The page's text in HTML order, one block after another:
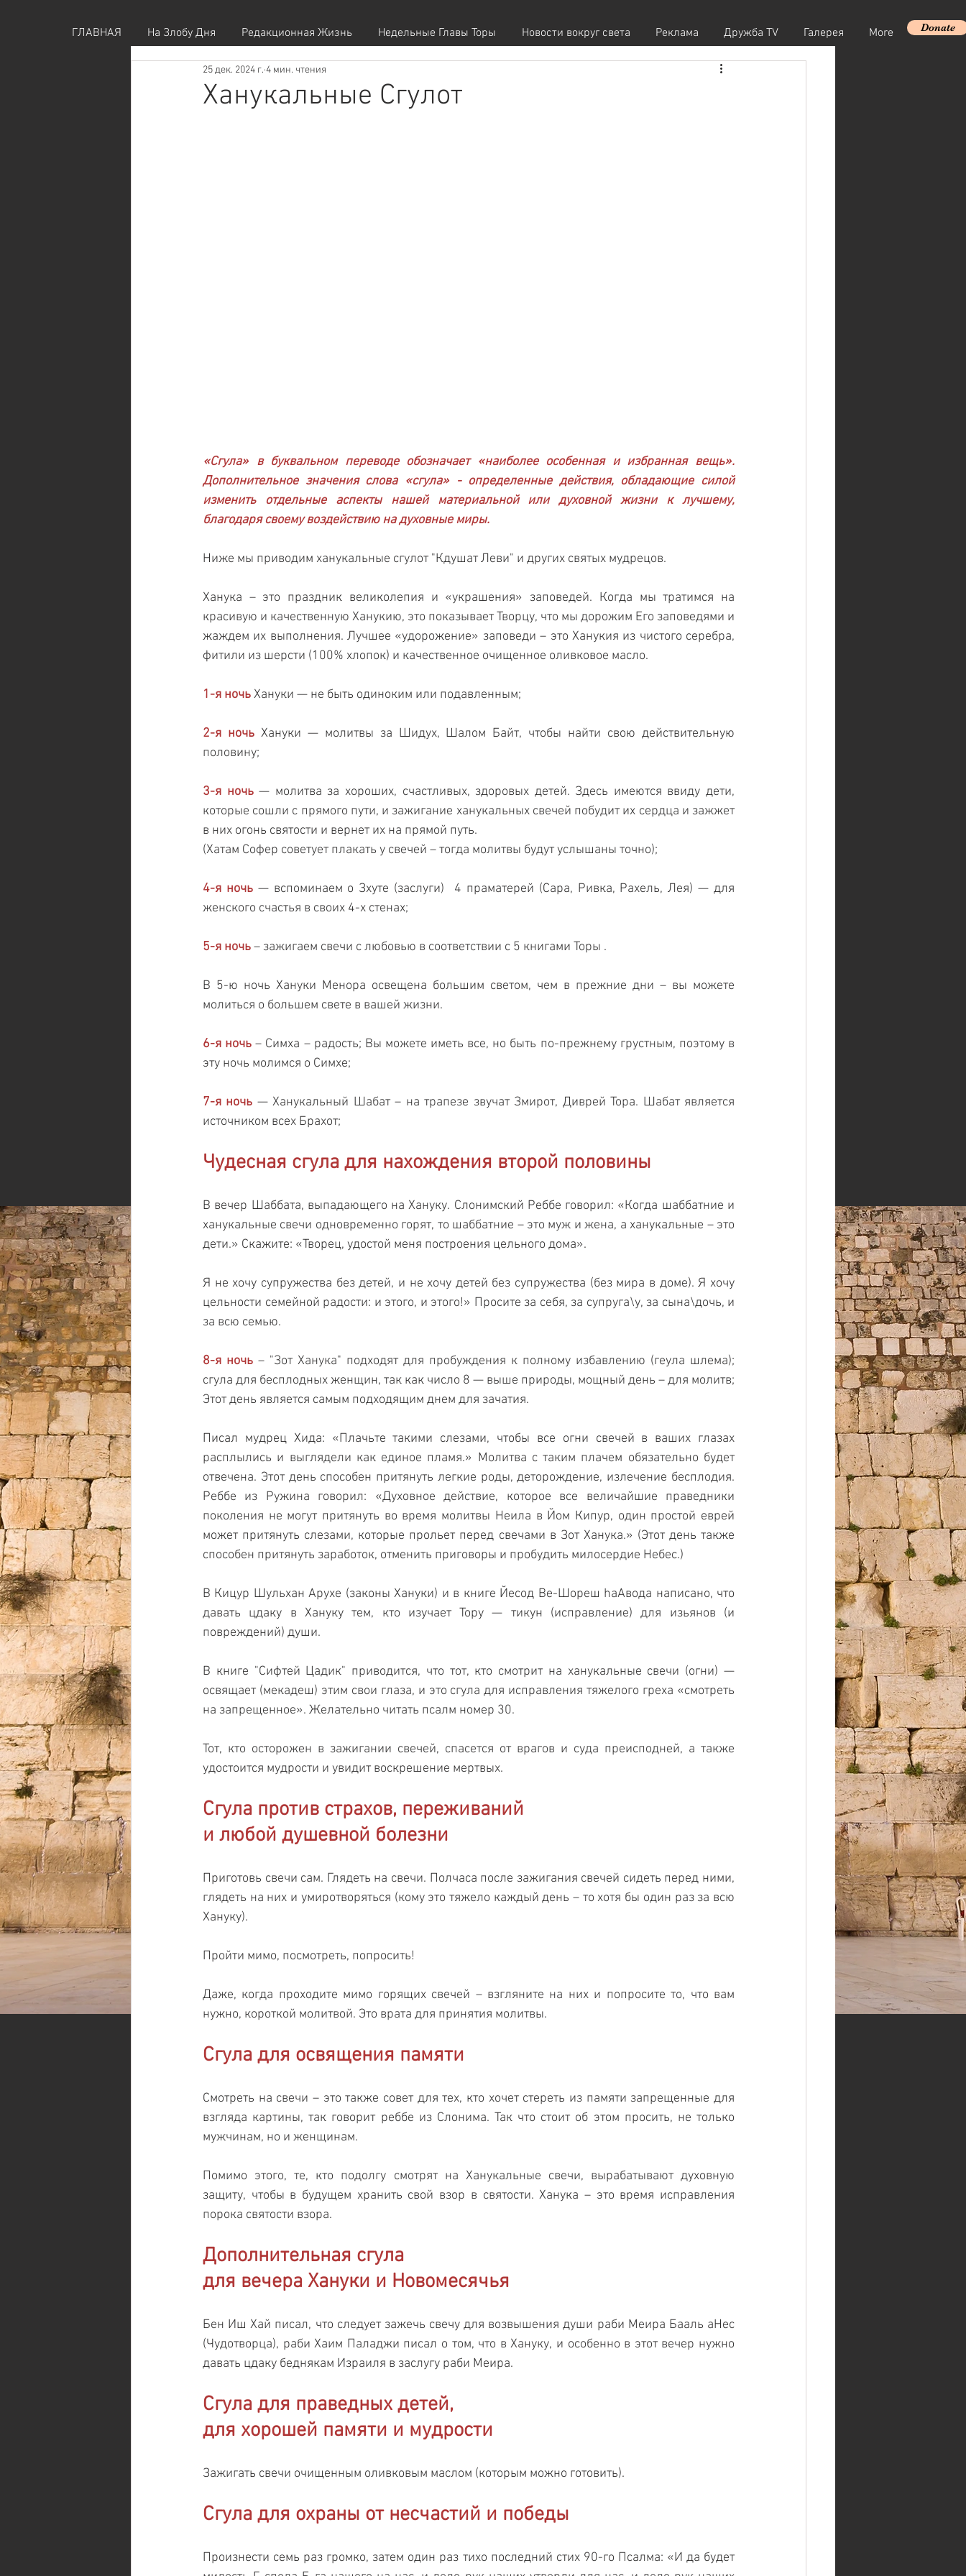
ГЛАВНАЯ На Злобу Дня Редакционная Жизнь Недельные Главы Торы Новости вокруг света Реклама Дружба TV Галерея More Donate
Ханукальные Сгулот
25 дек. 2024 г. 4 мин. чтения
«Сгула» в буквальном переводе обозначает «наиболее особенная и избранная вещь».
Дополнительное значения слова «сгула» - определенные действия, обладающие силой
изменить отдельные аспекты нашей материальной или духовной жизни к лучшему,
благодаря своему воздействию на духовные миры.
Ниже мы приводим ханукальные сгулот "Кдушат Леви" и других святых мудрецов.
Ханука – это праздник великолепия и «украшения» заповедей. Когда мы тратимся на
красивую и качественную Ханукию, это показывает Творцу, что мы дорожим Его заповедями и
жаждем их выполнения. Лучшее «удорожение» заповеди – это Ханукия из чистого серебра,
фитили из шерсти (100% хлопок) и качественное очищенное оливковое масло.
1-я ночь Хануки — не быть одиноким или подавленным;
2-я ночь Хануки — молитвы за Шидух, Шалом Байт, чтобы найти свою действительную
половину;
3-я ночь — молитва за хороших, счастливых, здоровых детей. Здесь имеются ввиду дети,
которые сошли с прямого пути, и зажигание ханукальных свечей побудит их сердца и зажжет
в них огонь святости и вернет их на прямой путь.
(Хатам Софер советует плакать у свечей – тогда молитвы будут услышаны точно);
4-я ночь — вспоминаем о Зхуте (заслуги)  4 праматерей (Сара, Ривка, Рахель, Лея) — для
женского счастья в своих 4-х стенах;
5-я ночь – зажигаем свечи с любовью в соответствии с 5 книгами Торы .
В 5-ю ночь Хануки Менора освещена большим светом, чем в прежние дни – вы можете
молиться о большем свете в вашей жизни.
6-я ночь – Симха – радость; Вы можете иметь все, но быть по-прежнему грустным, поэтому в
эту ночь молимся о Симхе;
7-я ночь — Ханукальный Шабат – на трапезе звучат Змирот, Диврей Тора. Шабат является
источником всех Брахот;
Чудесная сгула для нахождения второй половины
В вечер Шаббата, выпадающего на Хануку. Слонимский Реббе говорил: «Когда шаббатние и
ханукальные свечи одновременно горят, то шаббатние – это муж и жена, а ханукальные – это
дети.» Скажите: «Творец, удостой меня построения цельного дома».
Я не хочу супружества без детей, и не хочу детей без супружества (без мира в доме). Я хочу
цельности семейной радости: и этого, и этого!» Просите за себя, за супруга\у, за сына\дочь, и
за всю семью.
8-я ночь – "Зот Ханука" подходят для пробуждения к полному избавлению (геула шлема);
сгула для бесплодных женщин, так как число 8 — выше природы, мощный день – для молитв;
Этот день является самым подходящим днем для зачатия.
Писал мудрец Хида: «Плачьте такими слезами, чтобы все огни свечей в ваших глазах
расплылись и выглядели как единое пламя.» Молитва с таким плачем обязательно будет
отвечена. Этот день способен притянуть легкие роды, деторождение, излечение бесплодия.
Реббе из Ружина говорил: «Духовное действие, которое все величайшие праведники
поколения не могут притянуть во время молитвы Неила в Йом Кипур, один простой еврей
может притянуть слезами, которые прольет перед свечами в Зот Ханука.» (Этот день также
способен притянуть заработок, отменить приговоры и пробудить милосердие Небес.)
В Кицур Шульхан Арухе (законы Хануки) и в книге Йесод Ве-Шореш hаАвода написано, что
давать цдаку в Хануку тем, кто изучает Тору — тикун (исправление) для изьянов (и
повреждений) души.
В книге "Сифтей Цадик" приводится, что тот, кто смотрит на ханукальные свечи (огни) —
освящает (мекадеш) этим свои глаза, и это сгула для исправления тяжелого греха «смотреть
на запрещенное». Желательно читать псалм номер 30.
Тот, кто осторожен в зажигании свечей, спасется от врагов и суда преисподней, а также
удостоится мудрости и увидит воскрешение мертвых.
Сгула против страхов, переживаний
и любой душевной болезни
Приготовь свечи сам. Глядеть на свечи. Полчаса после зажигания свечей сидеть перед ними,
глядеть на них и умиротворяться (кому это тяжело каждый день – то хотя бы один раз за всю
Хануку).
Пройти мимо, посмотреть, попросить!
Даже, когда проходите мимо горящих свечей – взгляните на них и попросите то, что вам
нужно, короткой молитвой. Это врата для принятия молитвы.
Сгула для освящения памяти
Смотреть на свечи – это также совет для тех, кто хочет стереть из памяти запрещенные для
взгляда картины, так говорит реббе из Слонима. Так что стоит об этом просить, не только
мужчинам, но и женщинам.
Помимо этого, те, кто подолгу смотрят на Ханукальные свечи, вырабатывают духовную
защиту, чтобы в будущем хранить свой взор в святости. Ханука – это время исправления
порока святости взора.
Дополнительная сгула
для вечера Хануки и Новомесячья
Бен Иш Хай писал, что следует зажечь свечу для возвышения души раби Меира Бааль аНес
(Чудотворца), раби Хаим Паладжи писал о том, что в Хануку, и особенно в этот вечер нужно
давать цдаку беднякам Израиля в заслугу раби Меира.
Сгула для праведных детей,
для хорошей памяти и мудрости
Зажигать свечи очищенным оливковым маслом (которым можно готовить).
Сгула для охраны от несчастий и победы
Произнести семь раз громко, затем один раз тихо последний стих 90-го Псалма: «И да будет